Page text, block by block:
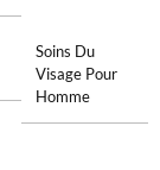
Soins Du
Visage Pour
Homme